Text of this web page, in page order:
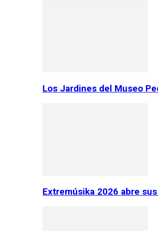
Los Jardines del Museo
Extremúsika 2026 abre